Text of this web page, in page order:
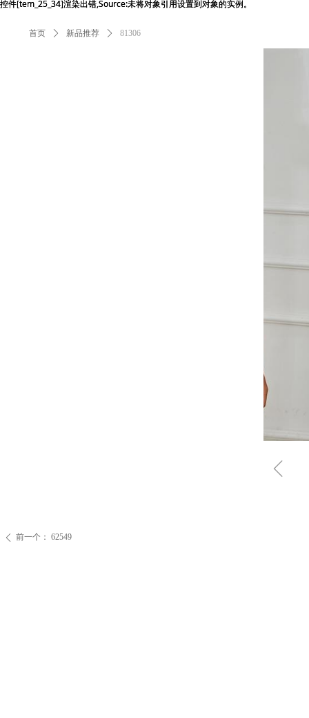
首页 ꄲ 新品推荐 ꄲ 81306
ꁆ
ꄴ 前一个： 62549
控件[tem_25_34]渲染出错,Source:未将对象引用设置到对象的实例。
控件[tem_25_34]渲染出错,Source:未将对象引用设置到对象的实例。